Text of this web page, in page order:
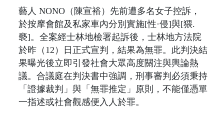
藝人 NONO（陳宣裕）先前遭多名女子控訴，
於按摩會館及私家車內分別實施[性·侵]與[猥.
褻]。全案經士林地檢署起訴後，士林地方法院
於昨（12）日正式宣判，結果為無罪。此判決結
果曝光後立即引發社會大眾高度關注與輿論熱
議。合議庭在判決書中強調，刑事審判必須秉持
「證據裁判」與「無罪推定」原則，不能僅憑單
一指述或社會觀感便入人於罪。